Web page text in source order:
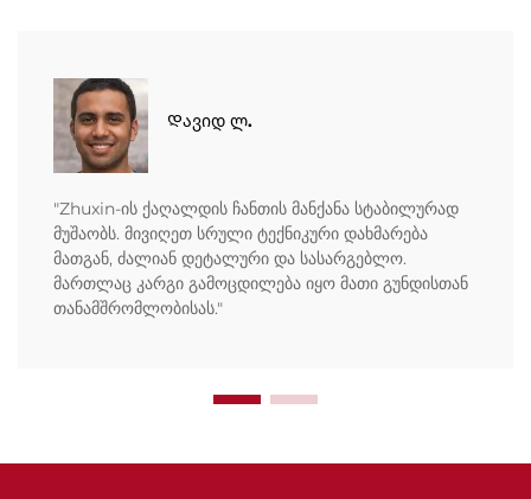
Დავიდ ლ.
"Zhuxin-ის ქაღალდის ჩანთის მანქანა სტაბილურად
მუშაობს. მივიღეთ სრული ტექნიკური დახმარება
მათგან, ძალიან დეტალური და სასარგებლო.
მართლაც კარგი გამოცდილება იყო მათი გუნდისთან
თანამშრომლობისას."